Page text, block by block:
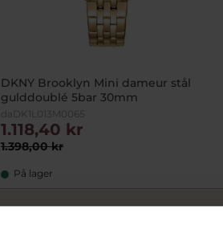
DKNY Brooklyn Mini dameur stål
gulddoublé 5bar 30mm
daDK1L013M0065
1.398,00 kr
1.118,40 kr
På lager